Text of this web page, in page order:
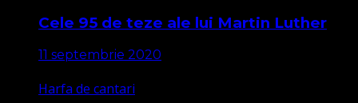
Cele 95 de teze ale lui Martin Luther
11 septembrie 2020
Harfa de cantari